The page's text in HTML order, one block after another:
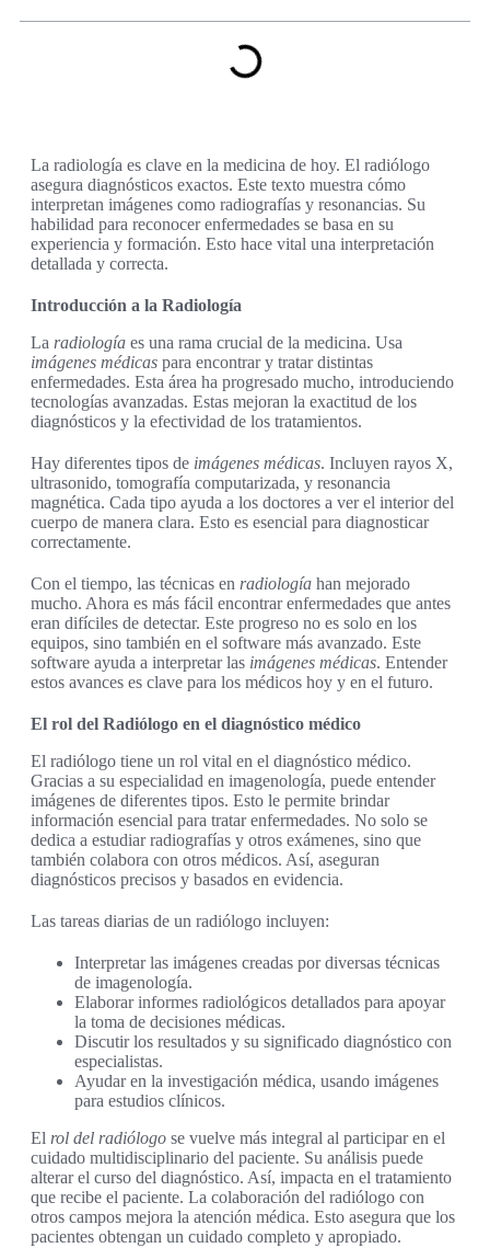
La radiología es clave en la medicina de hoy. El radiólogo
asegura diagnósticos exactos. Este texto muestra cómo
interpretan imágenes como radiografías y resonancias. Su
habilidad para reconocer enfermedades se basa en su
experiencia y formación. Esto hace vital una interpretación
detallada y correcta.
Introducción a la Radiología
La radiología es una rama crucial de la medicina. Usa
imágenes médicas para encontrar y tratar distintas
enfermedades. Esta área ha progresado mucho, introduciendo
tecnologías avanzadas. Estas mejoran la exactitud de los
diagnósticos y la efectividad de los tratamientos.
Hay diferentes tipos de imágenes médicas. Incluyen rayos X,
ultrasonido, tomografía computarizada, y resonancia
magnética. Cada tipo ayuda a los doctores a ver el interior del
cuerpo de manera clara. Esto es esencial para diagnosticar
correctamente.
Con el tiempo, las técnicas en radiología han mejorado
mucho. Ahora es más fácil encontrar enfermedades que antes
eran difíciles de detectar. Este progreso no es solo en los
equipos, sino también en el software más avanzado. Este
software ayuda a interpretar las imágenes médicas. Entender
estos avances es clave para los médicos hoy y en el futuro.
El rol del Radiólogo en el diagnóstico médico
El radiólogo tiene un rol vital en el diagnóstico médico.
Gracias a su especialidad en imagenología, puede entender
imágenes de diferentes tipos. Esto le permite brindar
información esencial para tratar enfermedades. No solo se
dedica a estudiar radiografías y otros exámenes, sino que
también colabora con otros médicos. Así, aseguran
diagnósticos precisos y basados en evidencia.
Las tareas diarias de un radiólogo incluyen:
Interpretar las imágenes creadas por diversas técnicas
de imagenología.
Elaborar informes radiológicos detallados para apoyar
la toma de decisiones médicas.
Discutir los resultados y su significado diagnóstico con
especialistas.
Ayudar en la investigación médica, usando imágenes
para estudios clínicos.
El rol del radiólogo se vuelve más integral al participar en el
cuidado multidisciplinario del paciente. Su análisis puede
alterar el curso del diagnóstico. Así, impacta en el tratamiento
que recibe el paciente. La colaboración del radiólogo con
otros campos mejora la atención médica. Esto asegura que los
pacientes obtengan un cuidado completo y apropiado.